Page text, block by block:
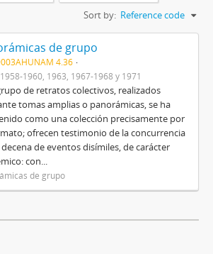
Sort by: Reference code
de grupo
4.36
1960, 1963, 1967-1968 y 1971
de retratos colectivos, realizados
tomas amplias o panorámicas, se ha
como una colección precisamente por
ofrecen testimonio de la concurrencia
de eventos disímiles, de carácter
con...
de grupo